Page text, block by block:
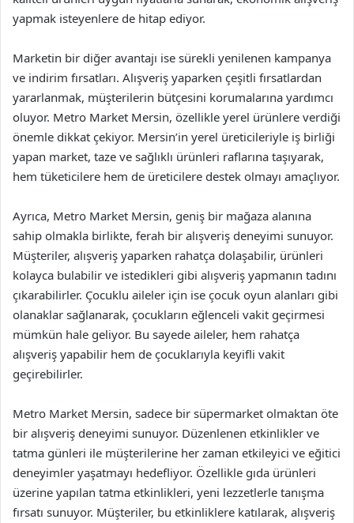
yapmak isteyenlere de hitap ediyor.
Marketin bir diğer avantajı ise sürekli yenilenen kampanya
ve indirim fırsatları. Alışveriş yaparken çeşitli fırsatlardan
yararlanmak, müşterilerin bütçesini korumalarına yardımcı
oluyor. Metro Market Mersin, özellikle yerel ürünlere verdiği
önemle dikkat çekiyor. Mersin’in yerel üreticileriyle iş birliği
yapan market, taze ve sağlıklı ürünleri raflarına taşıyarak,
hem tüketicilere hem de üreticilere destek olmayı amaçlıyor.
Ayrıca, Metro Market Mersin, geniş bir mağaza alanına
sahip olmakla birlikte, ferah bir alışveriş deneyimi sunuyor.
Müşteriler, alışveriş yaparken rahatça dolaşabilir, ürünleri
kolayca bulabilir ve istedikleri gibi alışveriş yapmanın tadını
çıkarabilirler. Çocuklu aileler için ise çocuk oyun alanları gibi
olanaklar sağlanarak, çocukların eğlenceli vakit geçirmesi
mümkün hale geliyor. Bu sayede aileler, hem rahatça
alışveriş yapabilir hem de çocuklarıyla keyifli vakit
geçirebilirler.
Metro Market Mersin, sadece bir süpermarket olmaktan öte
bir alışveriş deneyimi sunuyor. Düzenlenen etkinlikler ve
tatma günleri ile müşterilerine her zaman etkileyici ve eğitici
deneyimler yaşatmayı hedefliyor. Özellikle gıda ürünleri
üzerine yapılan tatma etkinlikleri, yeni lezzetlerle tanışma
fırsatı sunuyor. Müşteriler, bu etkinliklere katılarak, alışveriş